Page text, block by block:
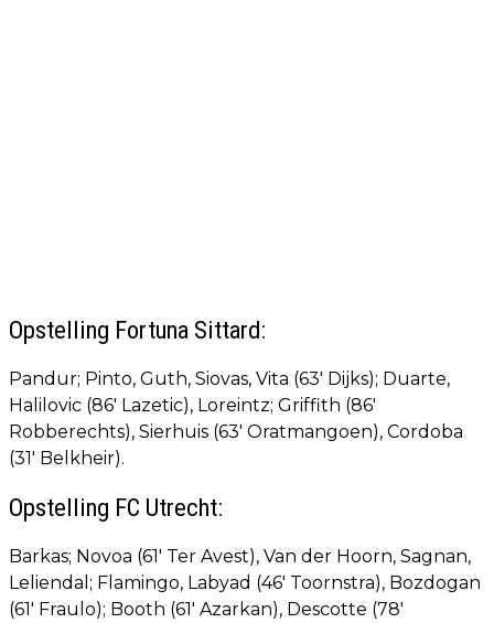
Opstelling Fortuna Sittard:
Pandur; Pinto, Guth, Siovas, Vita (63' Dijks); Duarte,
Halilovic (86' Lazetic), Loreintz; Griffith (86'
Robberechts), Sierhuis (63' Oratmangoen), Cordoba
(31' Belkheir).
Opstelling FC Utrecht:
Barkas; Novoa (61' Ter Avest), Van der Hoorn, Sagnan,
Leliendal; Flamingo, Labyad (46' Toornstra), Bozdogan
(61' Fraulo); Booth (61' Azarkan), Descotte (78'